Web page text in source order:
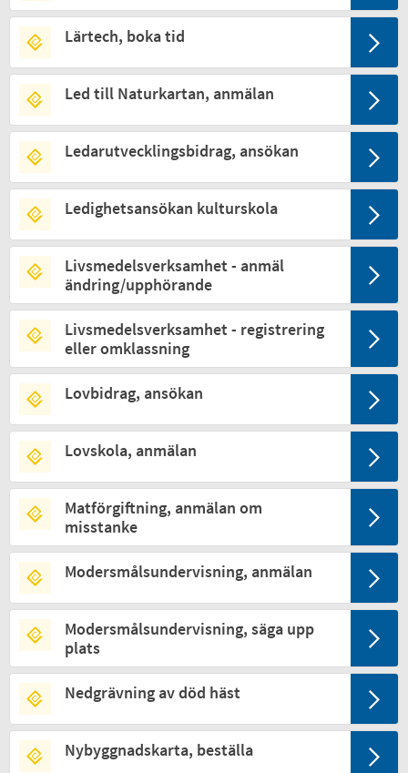
Lärtech, boka tid
Led till Naturkartan, anmälan
Ledarutvecklingsbidrag, ansökan
Ledighetsansökan kulturskola
Livsmedelsverksamhet - anmäl
ändring/upphörande
Livsmedelsverksamhet - registrering
eller omklassning
Lovbidrag, ansökan
Lovskola, anmälan
Matförgiftning, anmälan om
misstanke
Modersmålsundervisning, anmälan
Modersmålsundervisning, säga upp
plats
Nedgrävning av död häst
Nybyggnadskarta, beställa